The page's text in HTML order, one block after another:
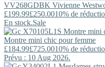
VV268GDBK Vivienne
£199.99£250.0010% de
En stock.Sale
Montre mini chic pour femme
£184.99£725.0010% de
Prévu : 10 Aug 2026.